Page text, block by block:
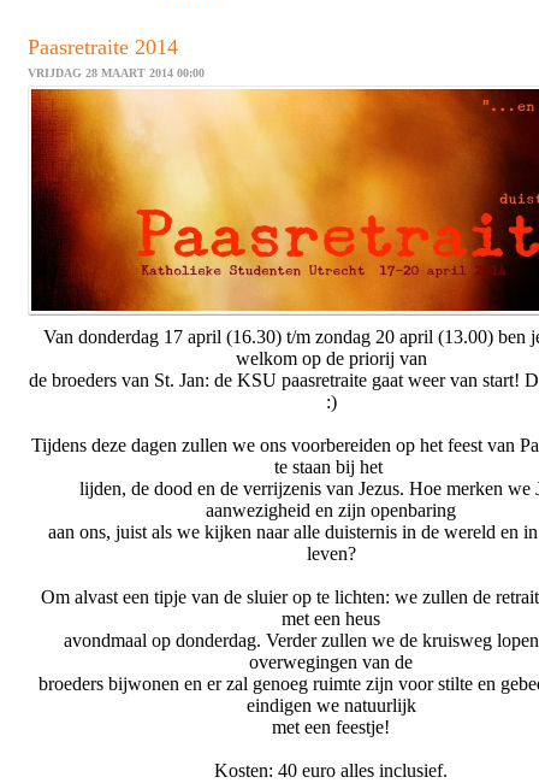
Paasretraite 2014
VRIJDAG 28 MAART 2014 00:00
Van donderdag 17 april (16.30) t/m zondag 20 april (13.00) ben
welkom op de priorij van
de broeders van St. Jan: de KSU paasretraite gaat weer van start!
:)
Tijdens deze dagen zullen we ons voorbereiden op het feest van
te staan bij het
lijden, de dood en de verrijzenis van Jezus. Hoe merken we
aanwezigheid en zijn openbaring
aan ons, juist als we kijken naar alle duisternis in de wereld en
leven?
Om alvast een tipje van de sluier op te lichten: we zullen de
met een heus
avondmaal op donderdag. Verder zullen we de kruisweg
overwegingen van de
broeders bijwonen en er zal genoeg ruimte zijn voor stilte en
eindigen we natuurlijk
met een feestje!
Kosten: 40 euro alles inclusief.